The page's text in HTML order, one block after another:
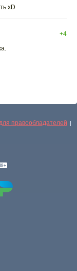
xD
+4
правообладателей |